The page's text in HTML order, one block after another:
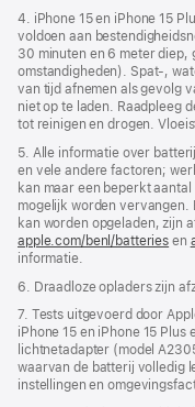
4. iPhone 15 en iPhone 15
voldoen aan
30 minuten en 6 meter
omstandigheden). Spat-,
van tijd afnemen als gevolg
niet op te laden. Raadpleeg
tot reinigen en drogen.
5. Alle informatie over
en vele andere factoren;
kan maar een beperkt
mogelijk worden
kan worden opgeladen, zijn
apple.com/benl/batteries en
informatie.
6. Draadloze opladers zijn
7. Tests uitgevoerd door
iPhone 15 en iPhone 15
lichtnetadapter (model
waarvan de batterij volledig
instellingen en